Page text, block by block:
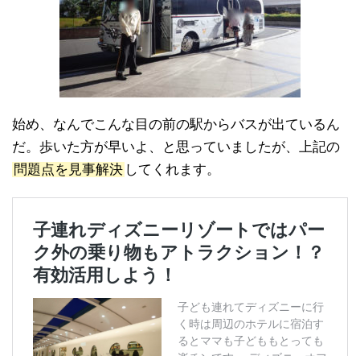
始め、なんでこんな目の前の駅からバスが出ているん
だ。歩いた方が早いよ、と思っていましたが、上記の
問題点を見事解決 してくれます。